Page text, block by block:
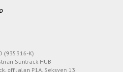
(935316-K)
Suntrack HUB
off Jalan P1A, Seksyen 13